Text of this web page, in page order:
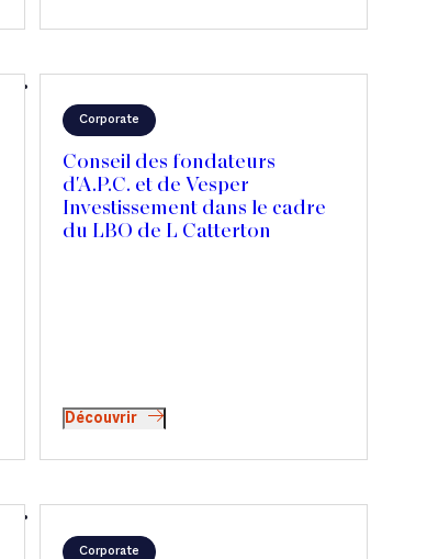
Corporate
Conseil des fondateurs
d'A.P.C. et de Vesper
Investissement dans le cadre
du LBO de L Catterton
Découvrir
Corporate